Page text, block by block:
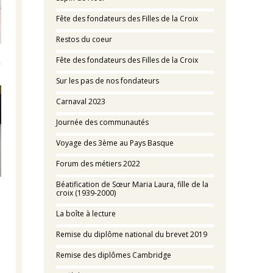
Fête des fondateurs des Filles de la Croix
Restos du coeur
Fête des fondateurs des Filles de la Croix
Sur les pas de nos fondateurs
Carnaval 2023
Journée des communautés
Voyage des 3ème au Pays Basque
Forum des métiers 2022
Béatification de Sœur Maria Laura, fille de la
croix (1939-2000)
La boîte à lecture
Remise du diplôme national du brevet 2019
Remise des diplômes Cambridge